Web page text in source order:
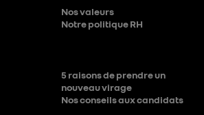
Nos valeurs
Notre politique RH
5 raisons de prendre un
nouveau virage
Nos conseils aux candidats